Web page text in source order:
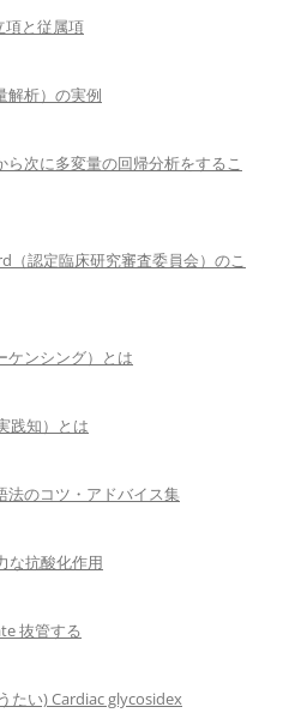
項と従属項
解析）の実例
次に多変量の回帰分析をするこ
（認定臨床研究審査委員会）のこ
ケンシング）とは
践知）とは
法のコツ・アドバイス集
な抗酸化作用
抜管する
たい) Cardiac glycosidex